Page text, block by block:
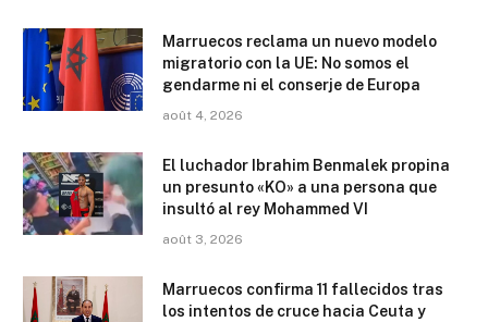
Marruecos reclama un nuevo modelo
migratorio con la UE: No somos el
gendarme ni el conserje de Europa
août 4, 2026
El luchador Ibrahim Benmalek propina
un presunto «KO» a una persona que
insultó al rey Mohammed VI
août 3, 2026
Marruecos confirma 11 fallecidos tras
los intentos de cruce hacia Ceuta y